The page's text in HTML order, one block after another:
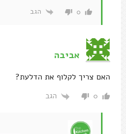
0 הגב
אביבה
האם צריך לקלוף את הדלעת?
0 הגב